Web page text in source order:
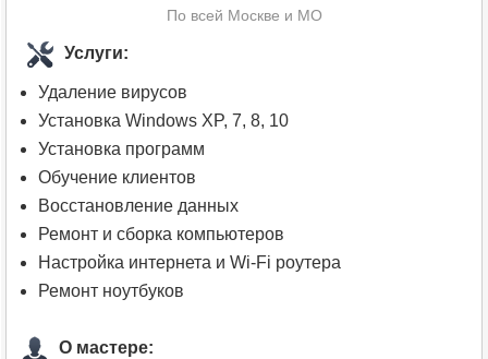
По всей Москве и МО
Услуги:
Удаление вирусов
Установка Windows XP, 7, 8, 10
Установка программ
Обучение клиентов
Восстановление данных
Ремонт и сборка компьютеров
Настройка интернета и Wi-Fi роутера
Ремонт ноутбуков
О мастере: